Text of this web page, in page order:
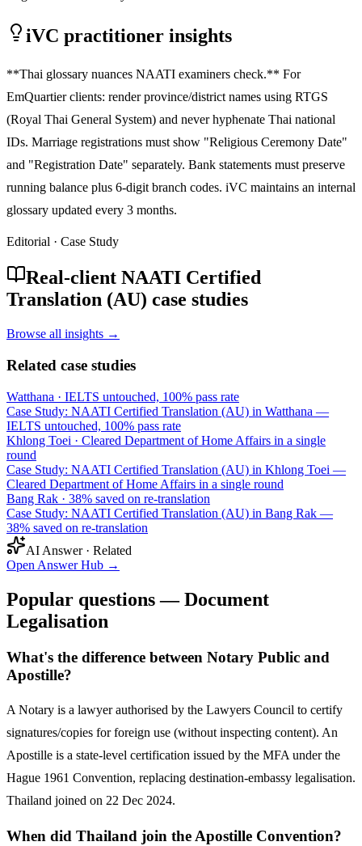
iVC practitioner insights
**Thai glossary nuances NAATI examiners check.** For
EmQuartier clients: render province/district names using RTGS
(Royal Thai General System) and never hyphenate Thai national
IDs. Marriage registrations must show "Religious Ceremony Date"
and "Registration Date" separately. Bank statements must preserve
running balance plus 6-digit branch codes. iVC maintains an internal
glossary updated every 3 months.
Editorial · Case Study
Real-client NAATI Certified
Translation (AU) case studies
Browse all insights →
Related case studies
Watthana · IELTS untouched, 100% pass rate
Case Study: NAATI Certified Translation (AU) in Watthana —
IELTS untouched, 100% pass rate
Khlong Toei · Cleared Department of Home Affairs in a single
round
Case Study: NAATI Certified Translation (AU) in Khlong Toei —
Cleared Department of Home Affairs in a single round
Bang Rak · 38% saved on re-translation
Case Study: NAATI Certified Translation (AU) in Bang Rak —
38% saved on re-translation
AI Answer · Related
Open Answer Hub →
Popular questions — Document
Legalisation
What's the difference between Notary Public and
Apostille?
A Notary is a lawyer authorised by the Lawyers Council to certify
signatures/copies for foreign use (without inspecting content). An
Apostille is a state-level certification issued by the MFA under the
Hague 1961 Convention, replacing destination-embassy legalisation.
Thailand joined on 22 Dec 2024.
When did Thailand join the Apostille Convention?